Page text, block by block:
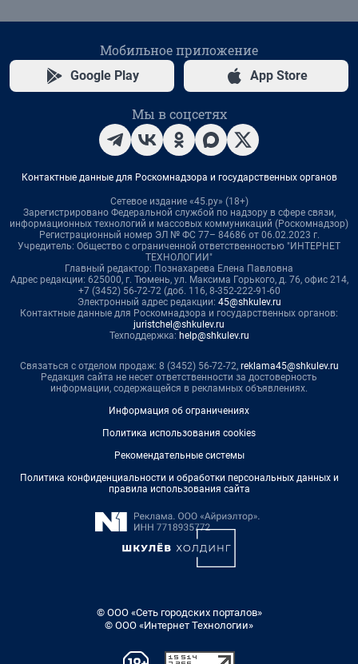
Мобильное приложение
Google Play App Store
Мы в соцсетях
Контактные данные для Роскомнадзора и государственных органов
Сетевое издание «45.ру» (18+)
Зарегистрировано Федеральной службой по надзору в сфере связи,
информационных технологий и массовых коммуникаций (Роскомнадзор)
Регистрационный номер ЭЛ № ФС 77– 84686 от 06.02.2023 г.
Учредитель: Общество с ограниченной ответственностью "ИНТЕРНЕТ
ТЕХНОЛОГИИ"
Главный редактор: Познахарева Елена Павловна
Адрес редакции: 625000, г. Тюмень, ул. Максима Горького, д. 76, офис 214,
+7 (3452) 56-72-72 (доб. 116, 8-352-222-91-60
Электронный адрес редакции: 45@shkulev.ru
Контактные данные для Роскомнадзора и государственных органов:
juristchel@shkulev.ru
Техподдержка: help@shkulev.ru
Связаться с отделом продаж: 8 (3452) 56-72-72, reklama45@shkulev.ru
Редакция сайта не несет ответственности за достоверность
информации, содержащейся в рекламных объявлениях.
Информация об ограничениях
Политика использования cookies
Рекомендательные системы
Политика конфиденциальности и обработки персональных данных и
правила использования сайта
© ООО «Сеть городских порталов»
© ООО «Интернет Технологии»